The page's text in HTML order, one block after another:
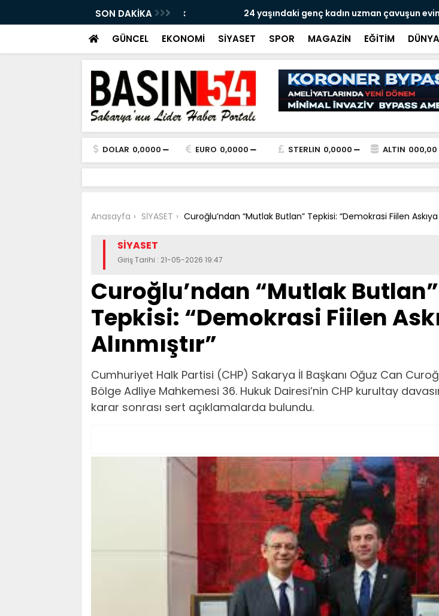
SON DAKİKA
İlk kez öğrenci alacak
24 yaşındaki genç kadın uzman çavuşun evinde silahla
bulundu
GÜNCEL EKONOMİ SİYASET SPOR MAGAZİN EĞİTİM DÜNYA
DOLAR 0,0000 EURO 0,0000 STERLIN 0,0000 ALTIN 000,00
Anasayfa SİYASET Curoğlu’ndan “Mutlak Butlan” Tepkisi: “Demokrasi Fiilen Askıya
SİYASET
Giriş Tarihi : 21-05-2026 19:47
Curoğlu’ndan “Mutlak Butlan”
Tepkisi: “Demokrasi Fiilen
Alınmıştır”
Cumhuriyet Halk Partisi (CHP) Sakarya İl Başkanı Oğuz Can
Bölge Adliye Mahkemesi 36. Hukuk Dairesi’nin CHP kurultay
karar sonrası sert açıklamalarda bulundu.